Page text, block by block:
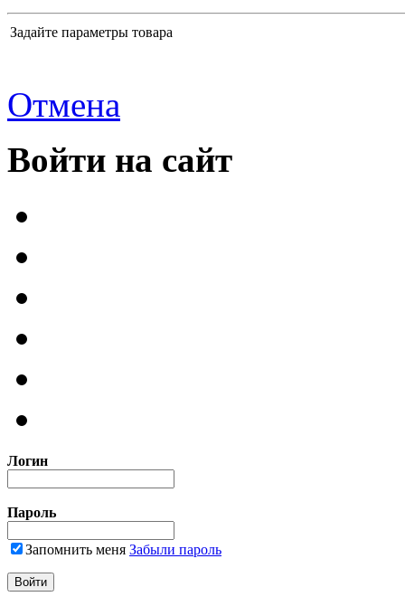
Задайте параметры товара
Отмена
Войти на сайт
Логин
Пароль
Запомнить меня Забыли пароль